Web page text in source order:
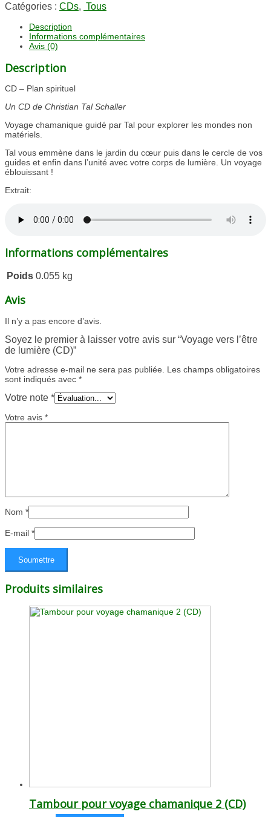
Catégories : CDs, Tous
Description
Informations complémentaires
Avis (0)
Description
CD – Plan spirituel
Un CD de Christian Tal Schaller
Voyage chamanique guidé par Tal pour explorer les mondes non
matériels.
Tal vous emmène dans le jardin du cœur puis dans le cercle de vos
guides et enfin dans l’unité avec votre corps de lumière. Un voyage
éblouissant !
Extrait:
Informations complémentaires
Poids 0.055 kg
Avis
Il n’y a pas encore d’avis.
Soyez le premier à laisser votre avis sur “Voyage vers l’être
de lumière (CD)”
Votre adresse e-mail ne sera pas publiée. Les champs obligatoires
sont indiqués avec *
Votre note *
Votre avis *
Nom *
E-mail *
Produits similaires
Tambour pour voyage chamanique 2 (CD)